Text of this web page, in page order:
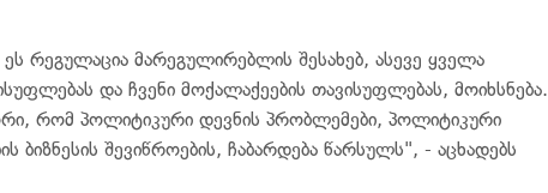
ეს რეგულაცია მარეგულირებლის შესახებ, ასევე ყველა
და ჩვენი მოქალაქეების თავისუფლებას, მოიხსნება.
რომ პოლიტიკური დევნის პრობლემები, პოლიტიკური
ბიზნესის შევიწროების, ჩაბარდება წარსულს", - აცხადებს